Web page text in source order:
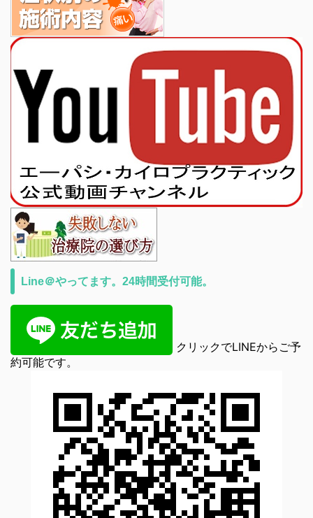
Line＠やってます。24時間受付可能。
クリックでLINEからご予
約可能です。